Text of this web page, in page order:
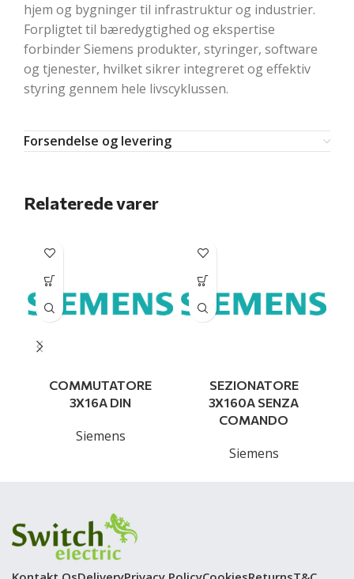
hjem og bygninger til infrastruktur og industrier.
Forpligtet til bæredygtighed og ekspertise
forbinder Siemens produkter, styringer, software
og tjenester, hvilket sikrer integreret og effektiv
styring gennem hele livscyklussen.
Forsendelse og levering
Relaterede varer
COMMUTATORE
3X16A DIN
Siemens
SEZIONATORE
3X160A SENZA
COMANDO
Siemens